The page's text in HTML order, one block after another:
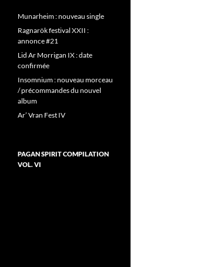
Munarheim : nouveau single
Ragnarök festival XXII :
annonce #21
Lid Ar Morrigan IX : date
confirmée
Insomnium : nouveau morceau
/ précommandes du nouvel
album
Ar’ Vran Fest IV
PAGAN SPIRIT COMPILATION
VOL. VI